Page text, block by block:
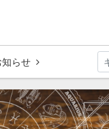
知らせ